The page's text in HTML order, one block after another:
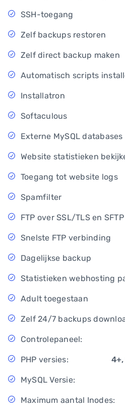
SSH-toegang
Zelf backups restoren
Zelf direct backup maken
Automatisch scripts
Installatron
Softaculous
Externe MySQL databases
Website statistieken
Toegang tot website logs
Spamfilter
FTP over SSL/TLS en SFTP
Snelste FTP verbinding
Dagelijkse backup
Statistieken webhosting
Adult toegestaan
Zelf 24/7 backups
Controlepaneel:
PHP versies:
MySQL Versie:
Maximum aantal Inodes: